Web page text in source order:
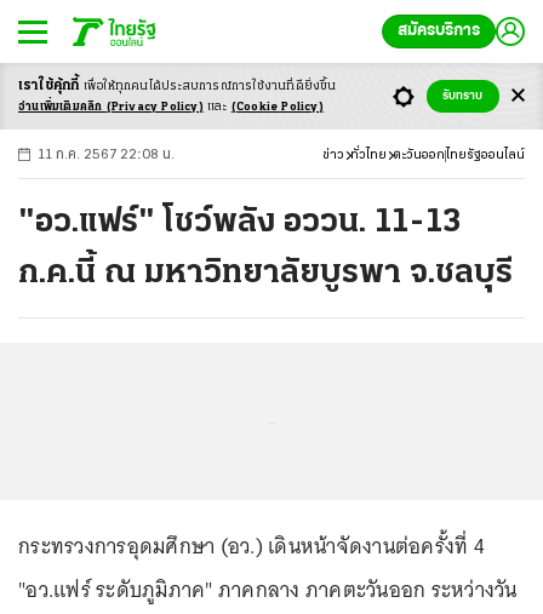
สมัครบริการ
-ก ก ก+
11 ก.ค. 2567 22:08 น. ข่าว ทั่วไทย ตะวันออก ไทยรัฐออนไลน์
"อว.แฟร์" โชว์พลัง อววน. 11-13
ก.ค.นี้ ณ มหาวิทยาลัยบูรพา จ.ชลบุรี
กระทรวงการอุดมศึกษา (อว.) เดินหน้าจัดงานต่อครั้งที่ 4
"อว.แฟร์ ระดับภูมิภาค" ภาคกลาง ภาคตะวันออก ระหว่างวัน
เราใช้คุ้กกี้ เพื่อให้ทุกคนได้ประสบการณ์การใช้งานที่ดียิ่งขึ้น
อ่านเพิ่มเติมคลิก (Privacy Policy) และ (Cookie Policy)
รับทราบ